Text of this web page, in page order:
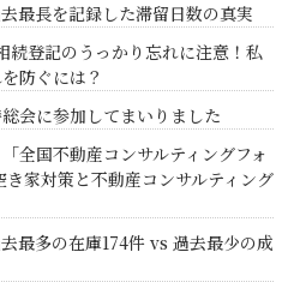
最長を記録した滞留日数の真実
続登記のうっかり忘れに注意！私
防ぐには？
会に参加してまいりました
全国不動産コンサルティングフォ
家対策と不動産コンサルティング
最多の在庫174件 vs 過去最少の成